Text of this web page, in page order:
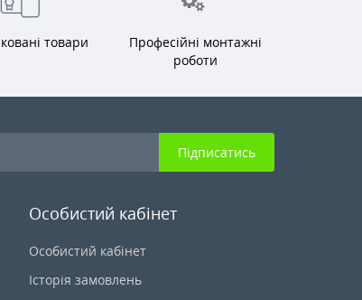
товари
Професійні монтажні
роботи
Підписатись
Особистий кабінет
Особистий кабінет
Історія замовлень